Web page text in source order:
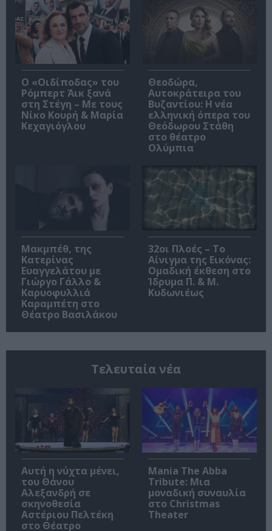
O «Οιδίποδας» του
Ρόμπερτ Άικ ξανά
στη Στέγη – Με τους
Νίκο Κουρή & Μαρία
Κεχαγιόγλου
Θεοδώρα,
Αυτοκράτειρα του
Βυζαντίου: Η νέα
ελληνική όπερα του
Θεόδωρου Στάθη
στο θέατρο
Ολύμπια
Μακμπέθ, της
Κατερίνας
Ευαγγελάτου με
Γιώργο Γάλλο &
Καρυοφυλλιά
Καραμπέτη στο
Θέατρο Βασιλάκου
32οι Πλοές – Το
Αίνιγμα της Εικόνας:
Ομαδική έκθεση στο
Ίδρυμα Π. & Μ.
Κυδωνιέως
Τελευταία νέα
Αυτή η νύχτα μένει,
του Θάνου
Αλεξανδρή σε
σκηνοθεσία
Αστέριου Πελτέκη
στο Θέατρο
Mania The Abba
Tribute: Μια
μοναδική συναυλία
στο Christmas
Theater